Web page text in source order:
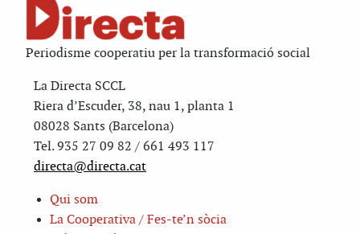
Periodisme cooperatiu per la transformació social
La Directa SCCL
Riera d’Escuder, 38, nau 1, planta 1
08028 Sants (Barcelona)
Tel. 935 27 09 82 / 661 493 117
directa@directa.cat
Qui som
La Cooperativa / Fes-te’n sòcia